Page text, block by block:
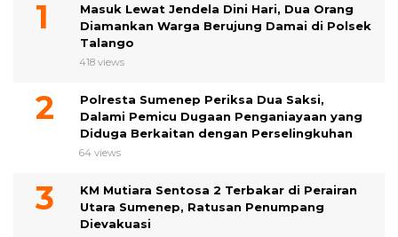
Masuk Lewat Jendela Dini Hari, Dua Orang
Diamankan Warga Berujung Damai di Polsek
Talango
418 views
Polresta Sumenep Periksa Dua Saksi,
Dalami Pemicu Dugaan Penganiayaan yang
Diduga Berkaitan dengan Perselingkuhan
64 views
KM Mutiara Sentosa 2 Terbakar di Perairan
Utara Sumenep, Ratusan Penumpang
Dievakuasi